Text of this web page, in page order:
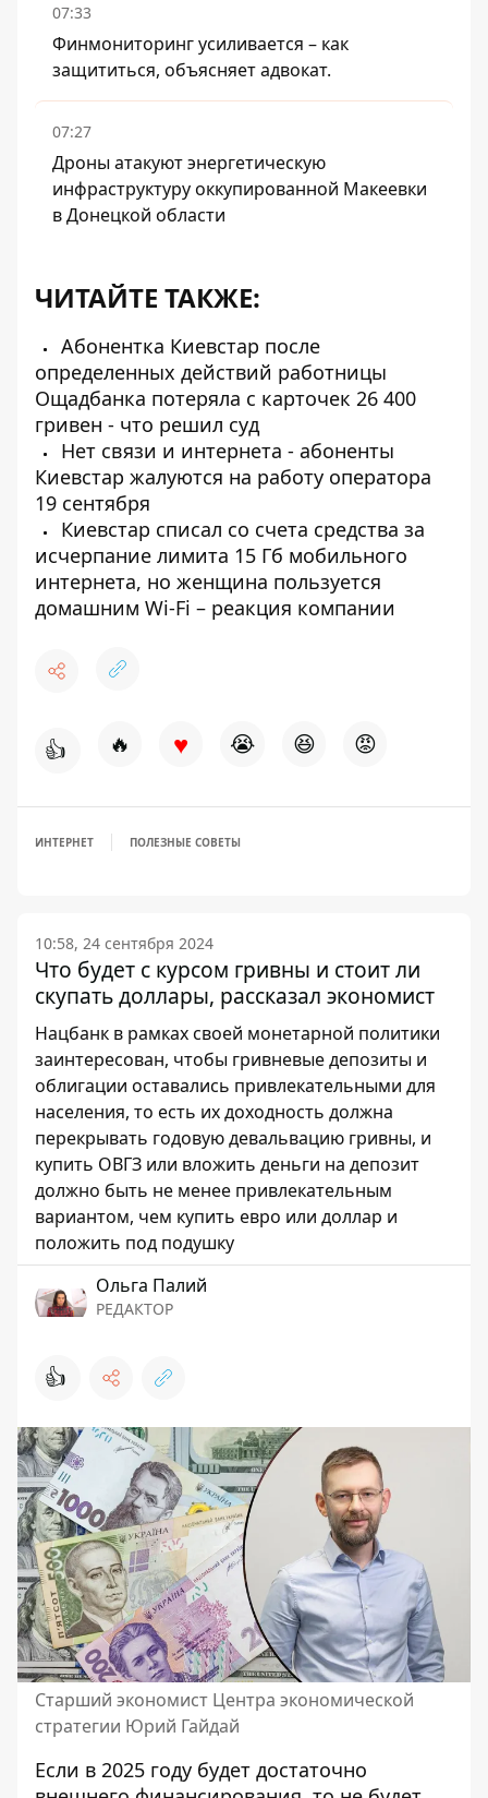
07:33
Финмониторинг усиливается – как
защититься, объясняет адвокат.
07:27
Дроны атакуют энергетическую
инфраструктуру оккупированной Макеевки
в Донецкой области
ЧИТАЙТЕ ТАКЖЕ:
Абонентка Киевстар после
определенных действий работницы
Ощадбанка потеряла с карточек 26 400
гривен - что решил суд
Нет связи и интернета - абоненты
Киевстар жалуются на работу оператора
19 сентября
Киевстар списал со счета средства за
исчерпание лимита 15 Гб мобильного
интернета, но женщина пользуется
домашним Wi-Fi – реакция компании
👍 🔥 ♥ 😭 😆 😡
ИНТЕРНЕТ ПОЛЕЗНЫЕ СОВЕТЫ
10:58, 24 сентября 2024
Что будет с курсом гривны и стоит ли
скупать доллары, рассказал экономист
Нацбанк в рамках своей монетарной политики
заинтересован, чтобы гривневые депозиты и
облигации оставались привлекательными для
населения, то есть их доходность должна
перекрывать годовую девальвацию гривны, и
купить ОВГЗ или вложить деньги на депозит
должно быть не менее привлекательным
вариантом, чем купить евро или доллар и
положить под подушку
Ольга Палий
РЕДАКТОР
👍
Старший экономист Центра экономической
стратегии Юрий Гайдай
Если в 2025 году будет достаточно